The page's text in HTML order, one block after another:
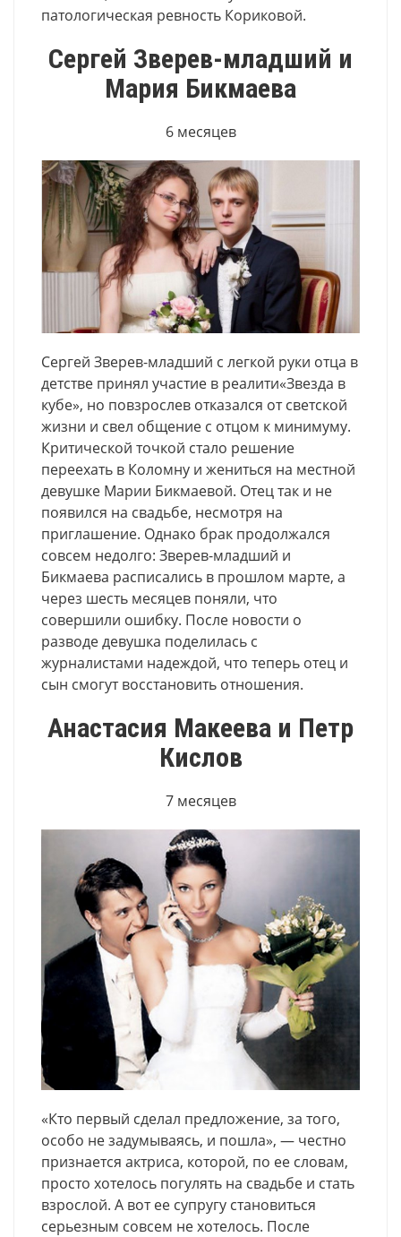
патологическая ревность Кориковой.
Сергей Зверев-младший и
Мария Бикмаева
6 месяцев
Сергей Зверев-младший с легкой руки отца в
детстве принял участие в реалити«Звезда в
кубе», но повзрослев отказался от светской
жизни и свел общение с отцом к минимуму.
Критической точкой стало решение
переехать в Коломну и жениться на местной
девушке Марии Бикмаевой. Отец так и не
появился на свадьбе, несмотря на
приглашение. Однако брак продолжался
совсем недолго: Зверев-младший и
Бикмаева расписались в прошлом марте, а
через шесть месяцев поняли, что
совершили ошибку. После новости о
разводе девушка поделилась с
журналистами надеждой, что теперь отец и
сын смогут восстановить отношения.
Анастасия Макеева и Петр
Кислов
7 месяцев
«Кто первый сделал предложение, за того,
особо не задумываясь, и пошла», — честно
признается актриса, которой, по ее словам,
просто хотелось погулять на свадьбе и стать
взрослой. А вот ее супругу становиться
серьезным совсем не хотелось. После